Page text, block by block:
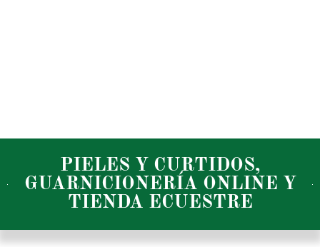
PIELES Y CURTIDOS,
GUARNICIONERÍA ONLINE Y
TIENDA ECUESTRE